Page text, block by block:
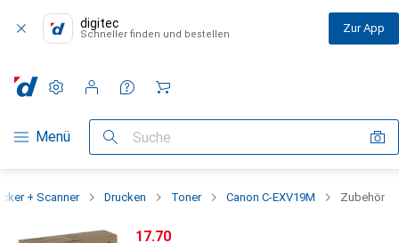
digitec
Schneller finden und bestellen Zur App
Navigation nach Kategorien
Menü Suche
Einstellungen
Kundenkonto
Vergleichslisten
Merklisten
Warenkorb
+ Scanner Drucken Toner Canon C-EXV19M Zubehör
CHF
17.70